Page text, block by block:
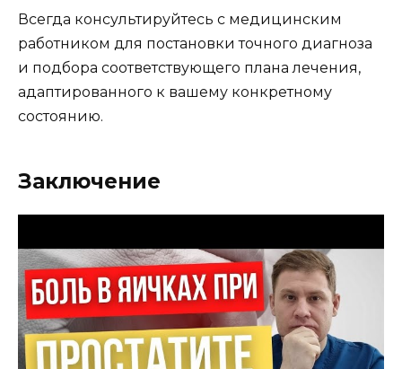
Всегда консультируйтесь с медицинским
работником для постановки точного диагноза
и подбора соответствующего плана лечения,
адаптированного к вашему конкретному
состоянию.
Заключение